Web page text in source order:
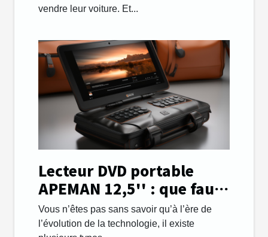
vendre leur voiture. Et...
Lecteur DVD portable
APEMAN 12,5'' : que faut-
il savoir ?
Vous n’êtes pas sans savoir qu’à l’ère de
l’évolution de la technologie, il existe